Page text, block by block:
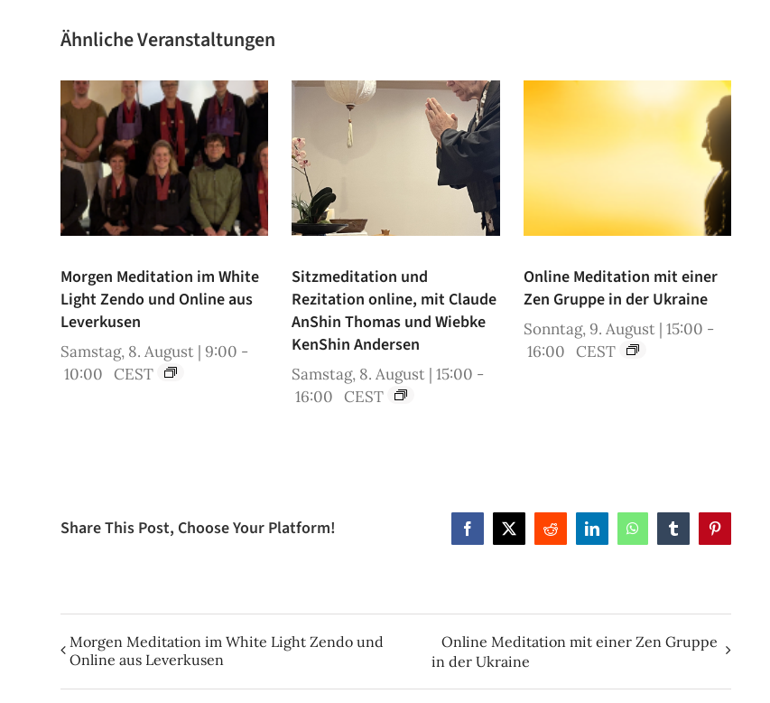
Ähnliche Veranstaltungen
Morgen Meditation im White
Light Zendo und Online aus
Leverkusen
Samstag, 8. August | 9:00 -
10:00 CEST
Sitzmeditation und
Rezitation online, mit Claude
AnShin Thomas und Wiebke
KenShin Andersen
Samstag, 8. August | 15:00 -
16:00
CEST
Online Meditation mit einer
Zen Gruppe in der Ukraine
Sonntag, 9. August | 15:00 -
16:00 CEST
Share This Post, Choose Your Platform! Facebook
X Reddit LinkedInWhatsAppTumblrPinterest
Morgen Meditation im White Light Zendo und
Online aus Leverkusen
Online Meditation mit einer Zen Gruppe
in der Ukraine